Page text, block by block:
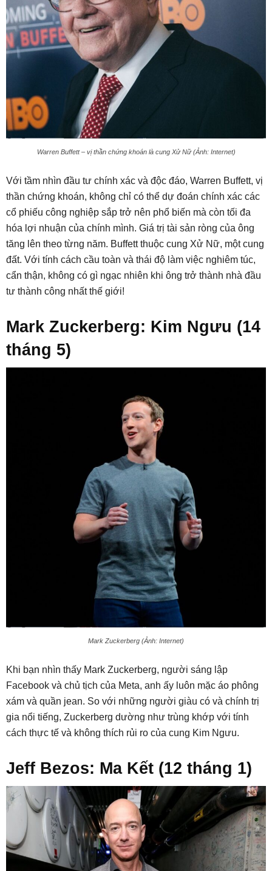
Warren Buffett – vị thần chứng khoán là cung Xử Nữ (Ảnh: Internet)
Với tầm nhìn đầu tư chính xác và độc đáo, Warren Buffett, vị
thần chứng khoán, không chỉ có thể dự đoán chính xác các
cổ phiếu công nghiệp sắp trở nên phổ biến mà còn tối đa
hóa lợi nhuận của chính mình. Giá trị tài sản ròng của ông
tăng lên theo từng năm. Buffett thuộc cung Xử Nữ, một cung
đất. Với tính cách cầu toàn và thái độ làm việc nghiêm túc,
cẩn thận, không có gì ngạc nhiên khi ông trở thành nhà đầu
tư thành công nhất thế giới!
Mark Zuckerberg: Kim Ngưu (14
tháng 5)
Mark Zuckerberg (Ảnh: Internet)
Khi bạn nhìn thấy Mark Zuckerberg, người sáng lập
Facebook và chủ tịch của Meta, anh ấy luôn mặc áo phông
xám và quần jean. So với những người giàu có và chính trị
gia nổi tiếng, Zuckerberg dường như trùng khớp với tính
cách thực tế và không thích rủi ro của cung Kim Ngưu.
Jeff Bezos: Ma Kết (12 tháng 1)